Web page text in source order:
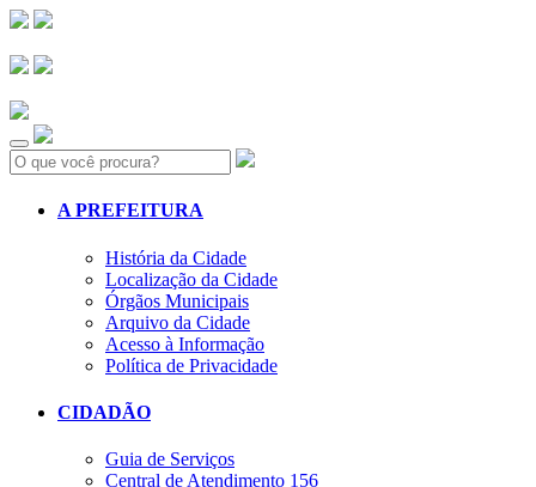
Search:
A PREFEITURA
História da Cidade
Localização da Cidade
Órgãos Municipais
Arquivo da Cidade
Acesso à Informação
Política de Privacidade
CIDADÃO
Guia de Serviços
Central de Atendimento 156